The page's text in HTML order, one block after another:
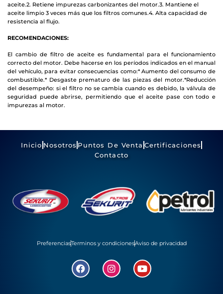
aceite.2. Retiene impurezas carbonizantes del motor.3. Mantiene el
aceite limpio 3 veces más que los filtros comunes.4. Alta capacidad de
resistencia al flujo.
RECOMENDACIONES:
El cambio de filtro de aceite es fundamental para el funcionamiento
correctodel motor. Debe hacerse en los períodos indicados en el manual
del vehículo, para evitar consecuencias como:* Aumento del consumo de
combustible.* Desgaste prematuro de las piezas del motor.*Reducción
del desempeño: si el filtro no se cambia cuando es debido, la válvula de
seguridad puede abrirse, permitiendo que el aceite pase con todo e
impurezas al motor.
Inicio Nosotros Puntos De Venta Certificaciones
Contacto
PreferenciasTerminos y condicionesAviso de privacidad